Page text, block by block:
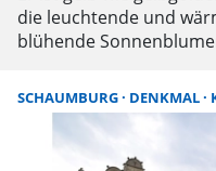
die leuchtende und
blühende
SCHAUMBURG DENKMAL